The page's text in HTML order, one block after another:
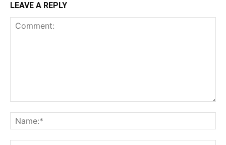
LEAVE A REPLY